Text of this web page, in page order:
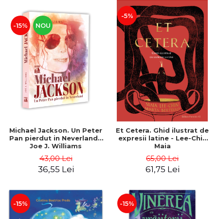
-15% NOU
Michael Jackson. Un Peter
Pan pierdut in Neverland -
Joe J. Williams
43,00 Lei
36,55 Lei
-5%
Et Cetera. Ghid ilustrat de
expresii latine - Lee-Chin
Maia
65,00 Lei
61,75 Lei
-15% -15%